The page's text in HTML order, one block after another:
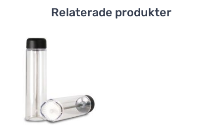
Relaterade produkter